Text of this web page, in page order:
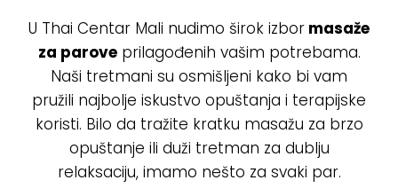
U Thai Centar Mali nudimo širok izbor masaže
za paroveprilagođenih vašim potrebama.
Naši tretmani su osmišljeni kako bi vam
pružili najbolje iskustvo opuštanja i terapijske
koristi. Bilo da tražite kratku masažu za brzo
opuštanje ili duži tretman za dublju
relaksaciju, imamo nešto za svaki par.